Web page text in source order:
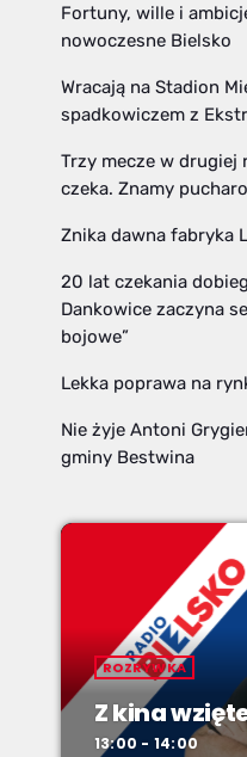
Fortuny, wille i
nowoczesne Bielsko
Wracają na Stadion
spadkowiczem z
Trzy mecze w drugiej
czeka. Znamy
Znika dawna fabryka
20 lat czekania
Dankowice zaczyna
bojowe”
Lekka poprawa na
Nie żyje Antoni
gminy Bestwina
ROZRYWKA
Z kina
13:00 - 14:00